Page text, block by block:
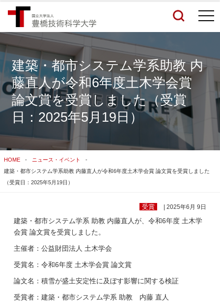
検索結果をもっと見る
関連サイトすべてを検索する
建築・都市システム学系助教 内
藤直人が令和6年度土木学会賞
論文賞を受賞しました（受賞
日：2025年5月19日）
HOME
ニュース・イベント
建築・都市システム学系助教 内藤直人が令和6年度土木学会賞 論文賞を受賞しました
（受賞日：2025年5月19日）
受賞 | 2025年6月 9日
建築・都市システム学系 助教 内藤直人が、令和6年度 土木学
会賞 論文賞を受賞しました。
主催者：公益財団法人 土木学会
受賞名：令和6年度 土木学会賞 論文賞
論文名：積雪が盛土安定性に及ぼす影響に関する検証
受賞者：建築・都市システム学系 助教 内藤 直人